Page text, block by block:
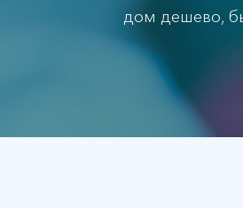
дом дешево,